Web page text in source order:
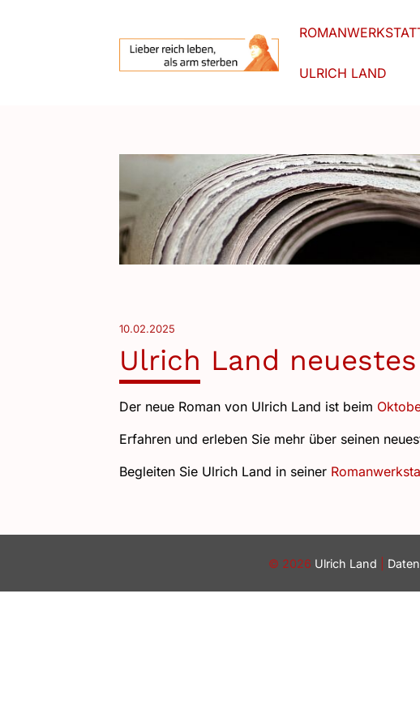
ULRICH LAND
10.02.2025
Ulrich Land
Der neue Roman von Ulrich Land ist beim
Erfahren und erleben Sie mehr über seinen
Begleiten Sie Ulrich Land in seiner
© 2026 Ulrich Land